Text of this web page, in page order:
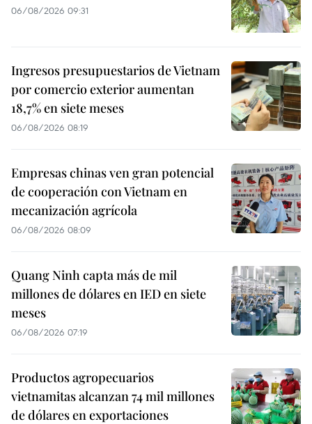
06/08/2026 09:31
Ingresos presupuestarios de Vietnam
por comercio exterior aumentan
18,7% en siete meses
06/08/2026 08:19
Empresas chinas ven gran potencial
de cooperación con Vietnam en
mecanización agrícola
06/08/2026 08:09
Quang Ninh capta más de mil
millones de dólares en IED en siete
meses
06/08/2026 07:19
Productos agropecuarios
vietnamitas alcanzan 74 mil millones
de dólares en exportaciones